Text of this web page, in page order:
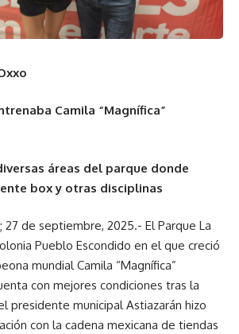
Camila “Magnífica”
áreas del parque donde
box y otras disciplinas
27 de septiembre, 2025.- El Parque La
Pueblo Escondido en el que creció
mundial Camila “Magnífica”
con mejores condiciones tras la
presidente municipal Astiazarán hizo
con la cadena mexicana de tiendas